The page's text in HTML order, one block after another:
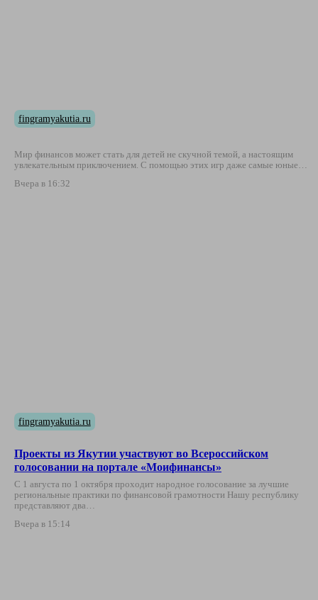
fingramyakutia.ru
Мир финансов может стать для детей не скучной темой, а настоящим
увлекательным приключением. С помощью этих игр даже самые юные…
Вчера в 16:32
fingramyakutia.ru
Проекты из Якутии участвуют во Всероссийском
голосовании на портале «Моифинансы»
С 1 августа по 1 октября проходит народное голосование за лучшие
региональные практики по финансовой грамотности Нашу республику
представляют два…
Вчера в 15:14